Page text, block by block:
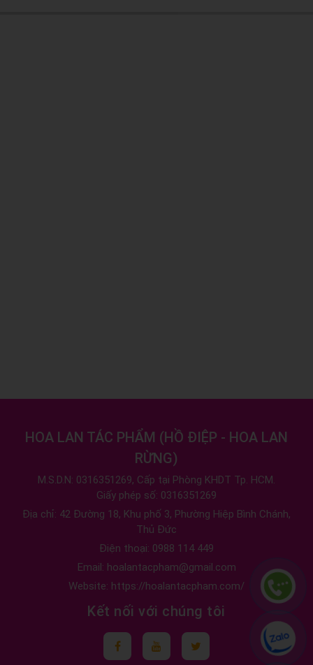
HOA LAN TÁC PHẨM (HỒ ĐIỆP - HOA LAN
RỪNG)
M.S.D.N: 0316351269, Cấp tại Phòng KHDT Tp. HCM.
Giấy phép số: 0316351269
Địa chỉ: 42 Đường 18, Khu phố 3, Phường Hiệp Bình Chánh,
Thủ Đức
Điện thoại: 0988 114 449
Email: hoalantacpham@gmail.com
Website: https://hoalantacpham.com/
Kết nối với chúng tôi